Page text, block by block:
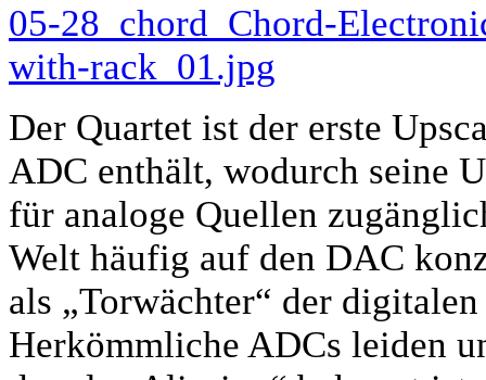
Der Quartet ist der erste
ADC enthält, wodurch seine
für analoge Quellen
Welt häufig auf den DAC
als „Torwächter“ der
Herkömmliche ADCs leiden